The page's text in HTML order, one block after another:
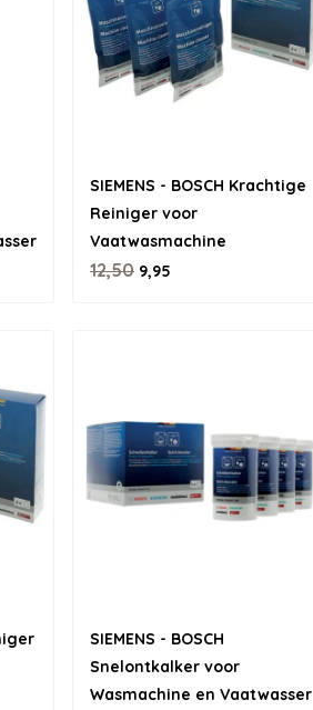
SIEMENS - BOSCH Krachtige
Reiniger voor
Vaatwasmachine
12,50 9,95
SIEMENS - BOSCH
Snelontkalker voor
Wasmachine en Vaatwasser